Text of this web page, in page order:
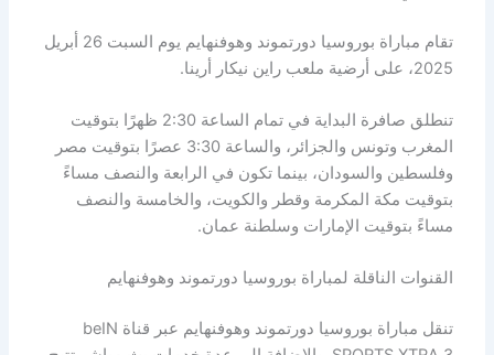
تقام مباراة بوروسيا دورتموند وهوفنهايم يوم السبت 26 أبريل
2025، على أرضية ملعب راين نيكار أرينا.
تنطلق صافرة البداية في تمام الساعة 2:30 ظهرًا بتوقيت
المغرب وتونس والجزائر، والساعة 3:30 عصرًا بتوقيت مصر
وفلسطين والسودان، بينما تكون في الرابعة والنصف مساءً
بتوقيت مكة المكرمة وقطر والكويت، والخامسة والنصف
مساءً بتوقيت الإمارات وسلطنة عمان.
القنوات الناقلة لمباراة بوروسيا دورتموند وهوفنهايم
تنقل مباراة بوروسيا دورتموند وهوفنهايم عبر قناة beIN